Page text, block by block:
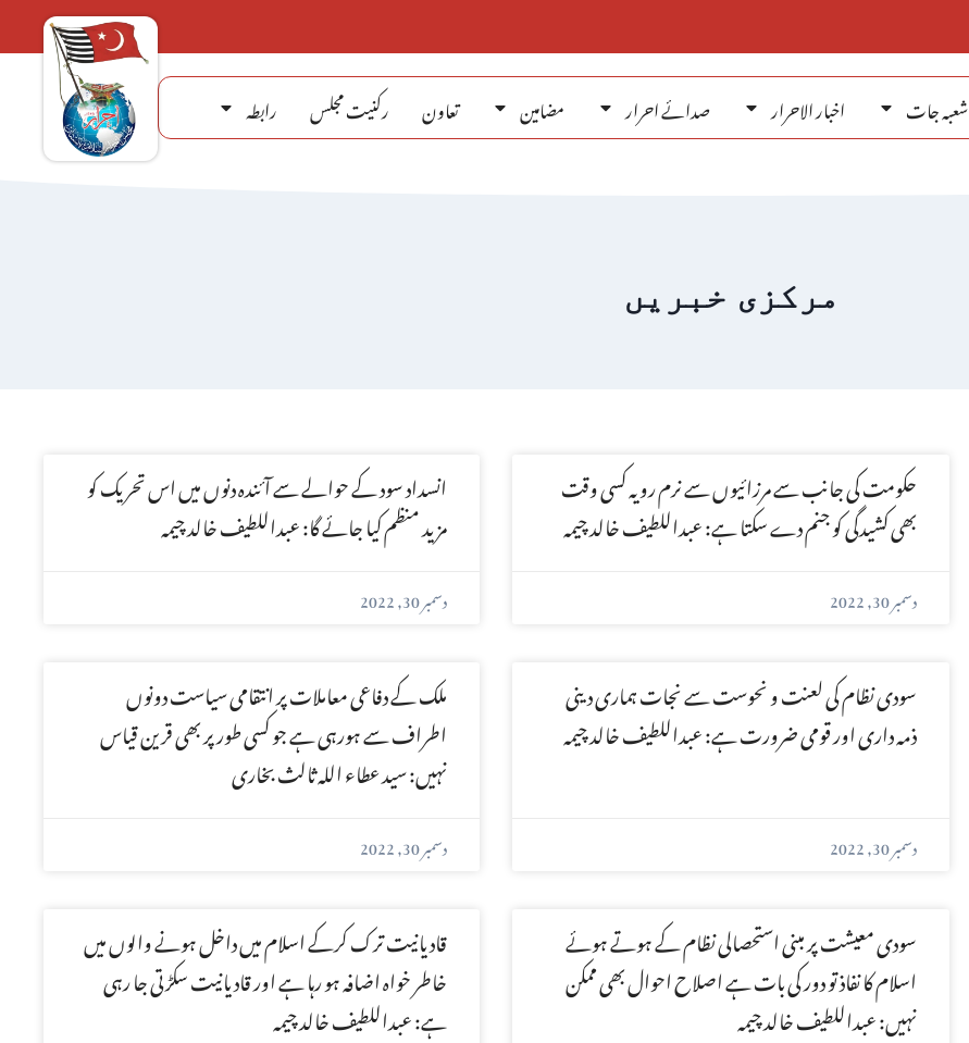
شعبہ جات اخبار الاحرار صدائے احرار مضامین تعاون رکنیت مجلس رابطہ
مرکزی خبریں
حکومت کی جانب سے مرزائیوں سے نرم رویہ کسی وقت
بھی کشیدگی کو جنم دے سکتا ہے: عبداللطیف خالد چیمہ
دسمبر 30, 2022
انسداد سود کے حوالے سے آئندہ دنوں میں اس تحریک کو
مزید منظم کیا جائے گا: عبداللطیف خالد چیمہ
دسمبر 30, 2022
سودی نظام کی لعنت و نحوست سے نجات ہماری دینی
ذمہ داری اور قومی ضرورت ہے: عبداللطیف خالد چیمہ
دسمبر 30, 2022
ملک کے دفاعی معاملات پر انتقامی سیاست دونوں
اطراف سے ہورہی ہے جو کسی طور پر بھی قرین قیاس
نہیں: سید عطاء اللہ ثالث بخاری
دسمبر 30, 2022
سودی معیشت پر مبنی استحصالی نظام کے ہوتے ہوئے
اسلام کا نفاذ تو دور کی بات ہے اصلاح احوال بھی ممکن
نہیں: عبداللطیف خالد چیمہ
قادیانیت ترک کرکے اسلام میں داخل ہونے والوں میں
خاطر خواہ اضافہ ہو رہا ہے اور قادیانیت سکڑتی جا رہی
ہے: عبداللطیف خالد چیمہ